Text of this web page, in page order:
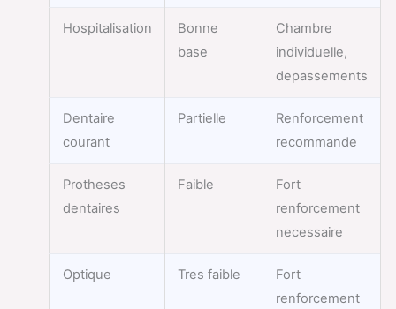
Hospitalisation
Bonne
base
Chambre
individuelle,
depassements
Dentaire
courant
Partielle
Renforcement
recommande
Protheses
dentaires
Faible
Fort
renforcement
necessaire
Optique Tres faible
Fort
renforcement